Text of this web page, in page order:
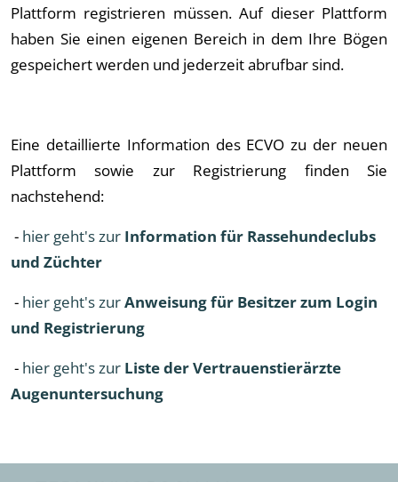
Plattform registrieren müssen. Auf dieser Plattform
haben Sie einen eigenen Bereich in dem Ihre Bögen
gespeichert werden und jederzeit abrufbar sind.
Eine detaillierte Information des ECVO zu der neuen
Plattform sowie zur Registrierung finden Sie
nachstehend:
- hier geht's zur Information für Rassehundeclubs
und Züchter
- hier geht's zurAnweisung für Besitzer zum Login
und Registrierung
- hier geht's zur Liste der Vertrauenstierärzte
Augenuntersuchung